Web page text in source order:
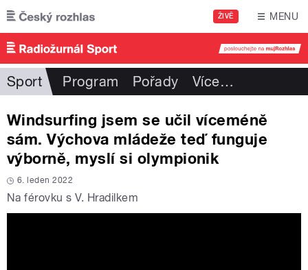
Přejít k hlavnímu obsahu
ŽIVĚ MENU
Sport Program Pořady Více…
Windsurfing jsem se učil víceméně
sám. Výchova mládeže teď funguje
výborně, myslí si olympionik
6. leden 2022
Na férovku s V. Hradilkem